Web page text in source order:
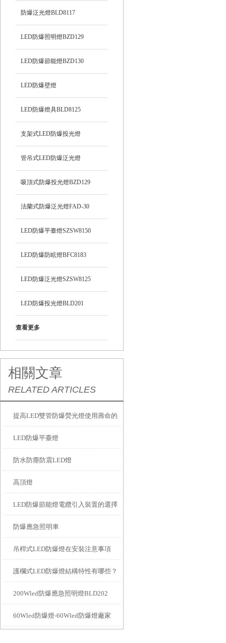
防爆泛光燈BLD8117
LED防爆照明燈BZD129
LED防爆節能燈BZD130
LED防爆壁燈
LED防爆燈具BLD8125
支架式LED防爆投光燈
管吊式LED防爆泛光燈
吸頂式防爆投光燈BZD129
法蘭式防爆泛光燈FAD-30
LED防爆平臺燈SZSW8150
LED防爆防眩燈BFC8183
LED防爆泛光燈SZSW8125
LED防爆投光燈BLD201
查看更多
相關文章
RELATED ARTICLES
提高LED雙管防爆熒光燈使用壽命的
方法？
LED防爆平臺燈
防水防塵防震LED燈
高頂燈
LED防爆節能燈電纜引入裝置的選擇
和設計要求
防爆應急照明車
吊桿式LED防爆燈在安裝注意事項
護欄式LED防爆燈結構特性有哪些？
200Wled防爆應急照明燈BLD202
60Wled防爆燈-60Wled防爆燈廠家